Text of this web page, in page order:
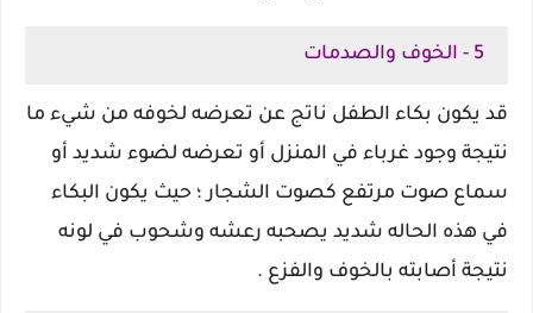
5 - الخوف والصدمات
قد يكون بكاء الطفل ناتج عن تعرضه لخوفه من شيء ما
نتيجة وجود غرباء في المنزل أو تعرضه لضوء شديد أو
سماع صوت مرتفع كصوت الشجار ؛ حيث يكون البكاء
في هذه الحاله شديد يصحبه رعشه وشحوب في لونه
نتيجة أصابته بالخوف والفزع .